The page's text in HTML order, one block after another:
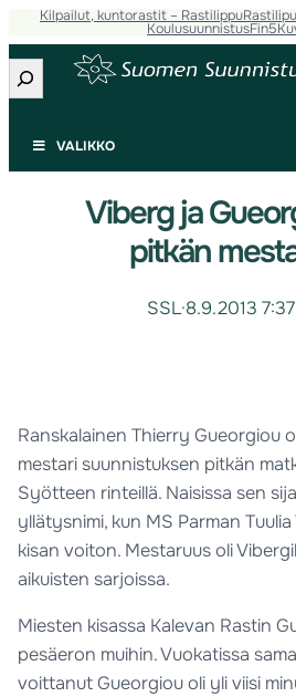
Kilpailut, kuntorastit – Rastilippu
KoulusuunnistusFin5
Etsi
VALIKKO
Viberg ja
pitkän
SSL·8.9.2013 7:37
Ranskalainen Thierry Gueorgiou
mestari suunnistuksen pitkän
Syötteen rinteillä. Naisissa sen
yllätysnimi, kun MS Parman
kisan voiton. Mestaruus oli
aikuisten sarjoissa.
Miesten kisassa Kalevan Rastin
pesäeron muihin. Vuokatissa
voittanut Gueorgiou oli yli viisi